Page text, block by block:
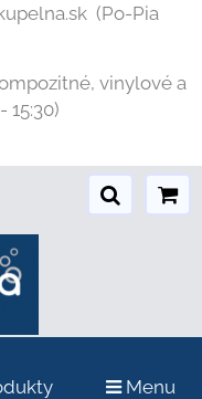
(Po-Pia
vinylové a
15:30)
Menu